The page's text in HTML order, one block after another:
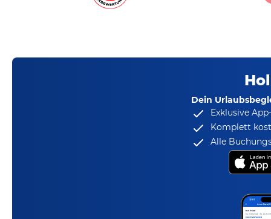
Dein
Exklusive
Komplett
Alle